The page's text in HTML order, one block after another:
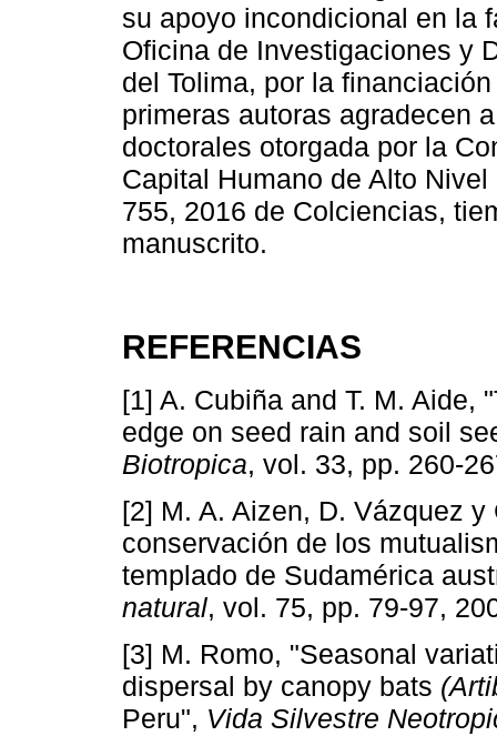
su apoyo incondicional en la
Oficina de Investigaciones y
del Tolima, por la
primeras autoras agradecen
doctorales otorgada por la
Capital Humano de Alto
755, 2016 de Colciencias,
manuscrito.
REFERENCIAS
[1] A. Cubiña and T. M. Aide,
edge on seed rain and soil
Biotropica, vol. 33, pp. 260-
[2] M. A. Aizen, D. Vázquez
conservación de los
templado de Sudamérica
natural, vol. 75, pp. 79-97,
[3] M. Romo, "Seasonal
dispersal by canopy bats
Peru", Vida Silvestre